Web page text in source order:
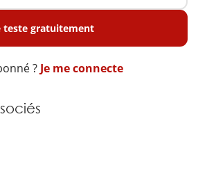
teste gratuitement
? Je me connecte